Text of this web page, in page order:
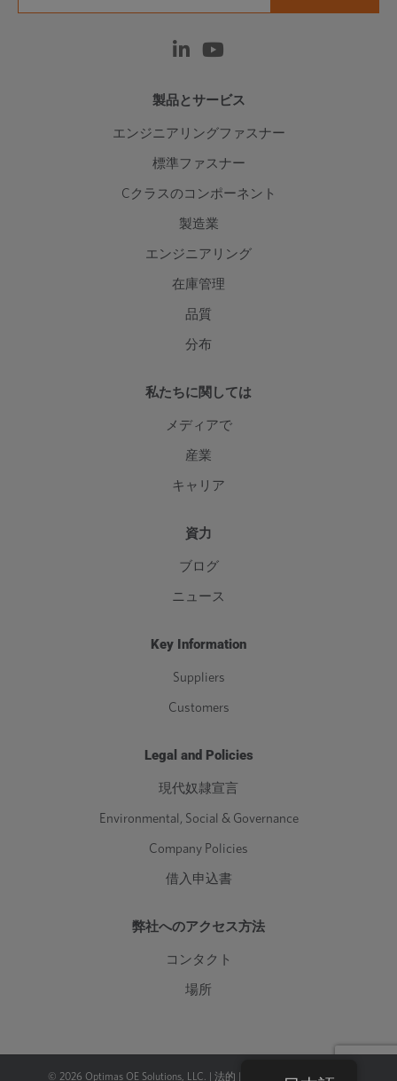
製品とサービス
エンジニアリングファスナー
標準ファスナー
Cクラスのコンポーネント
製造業
エンジニアリング
在庫管理
品質
分布
私たちに関しては
メディアで
産業
キャリア
資力
ブログ
ニュース
Key Information
Suppliers
Customers
Legal and Policies
現代奴隷宣言
Environmental, Social & Governance
Company Policies
借入申込書
弊社へのアクセス方法
コンタクト
場所
© 2026 Optimas OE Solutions, LLC. | 法的 プライバシーポリシー